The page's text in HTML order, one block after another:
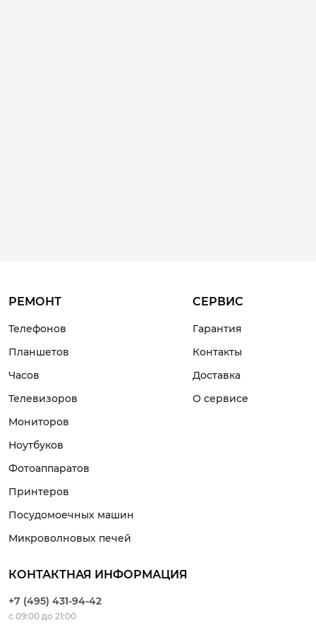
РЕМОНТ
Телефонов
Планшетов
Часов
Телевизоров
Мониторов
Ноутбуков
Фотоаппаратов
Принтеров
Посудомоечных машин
Микроволновых печей
СЕРВИС
Гарантия
Контакты
Доставка
О сервисе
КОНТАКТНАЯ ИНФОРМАЦИЯ
+7 (495) 431-94-42
с 09:00 до 21:00